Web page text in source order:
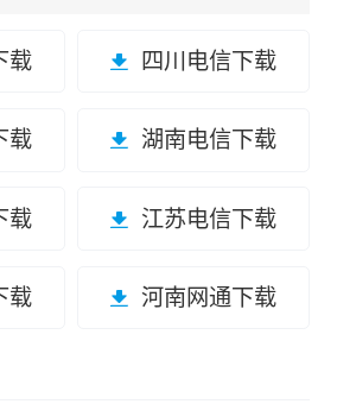
载 四川电信下载
载 湖南电信下载
载 江苏电信下载
载 河南网通下载